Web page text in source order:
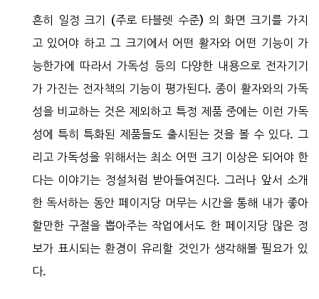
흔히 일정 크기 (주로 타블렛 수준) 의 화면 크기를 가지
고 있어야 하고 그 크기에서 어떤 활자와 어떤 기능이 가
능한가에 따라서 가독성 등의 다양한 내용으로 전자기기
가 가진는 전자책의 기능이 평가된다. 종이 활자와의 가독
성을 비교하는 것은 제외하고 특정 제품 중에는 이런 가독
성에 특히 특화된 제품들도 출시된는 것을 볼 수 있다. 그
리고 가독성을 위해서는 최소 어떤 크기 이상은 되어야 한
다는 이야기는 정설처럼 받아들여진다. 그러나 앞서 소개
한 독서하는 동안 페이지당 머무는 시간을 통해 내가 좋아
할만한 구절을 뽑아주는 작업에서도 한 페이지당 많은 정
보가 표시되는 환경이 유리할 것인가 생각해볼 필요가 있
다.